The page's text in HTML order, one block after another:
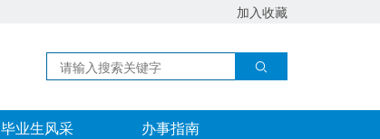
加入收藏
毕业生风采 办事指南